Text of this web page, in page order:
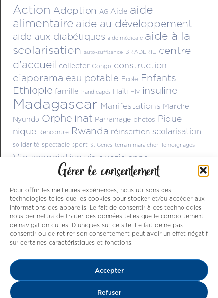
Gérer le consentement
Pour offrir les meilleures expériences, nous utilisons des
technologies telles que les cookies pour stocker et/ou accéder aux
informations des appareils. Le fait de consentir à ces technologies
nous permettra de traiter des données telles que le comportement
de navigation ou les ID uniques sur ce site. Le fait de ne pas
consentir ou de retirer son consentement peut avoir un effet négatif
sur certaines caractéristiques et fonctions.
Accepter
Refuser
Action Adoption AG Aide aide
alimentaire aide au développement
aide aux diabétiques aide médicale aide à la
scolarisation auto-suffisance BRADERIE centre
d'accueil collecter Congo construction
diaporama eau potable Ecole Enfants
Ethiopie famille handicapés Haïti Hiv insuline
Madagascar Manifestations Marche
Nyundo Orphelinat Parrainage photos Pique-
nique Rencontre Rwanda réinsertion scolarisation
solidarité spectacle sport St Genes terrain maraîcher Témoignages
Vie associative vie quotidienne
Nos ressources sont issues de dons , de
parrainages et du dynamisme des nombreux
bénévoles qui s’activent à améliorer le